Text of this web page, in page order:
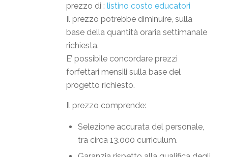
prezzo di : listino costo educatori
Il prezzo potrebbe diminuire, sulla
base della quantità oraria settimanale
richiesta.
E’ possibile concordare prezzi
forfettari mensili sulla base del
progetto richiesto.
Il prezzo comprende:
Selezione accurata del personale,
tra circa 13.000 curriculum.